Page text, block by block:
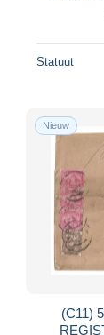
Statuut
Nieuw
(C11)